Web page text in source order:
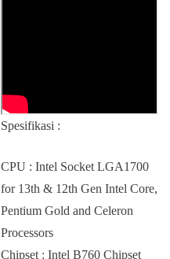
Spesifikasi :
CPU : Intel Socket LGA1700
for 13th & 12th Gen Intel Core,
Pentium Gold and Celeron
Processors
Chipset : Intel B760 Chipset